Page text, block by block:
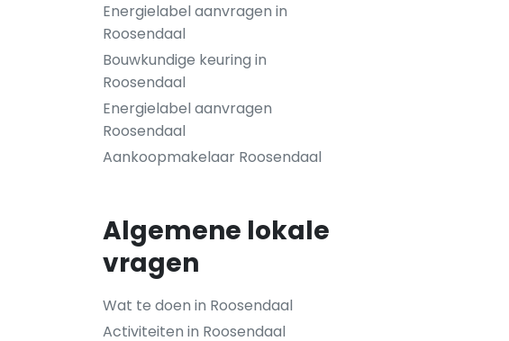
Energielabel aanvragen in
Roosendaal
Bouwkundige keuring in
Roosendaal
Energielabel aanvragen
Roosendaal
Aankoopmakelaar Roosendaal
Algemene lokale
vragen
Wat te doen in Roosendaal
Activiteiten in Roosendaal